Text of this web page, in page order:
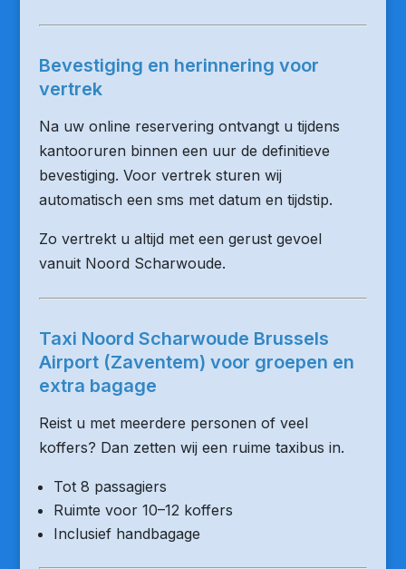
Bevestiging en herinnering voor
vertrek
Na uw online reservering ontvangt u tijdens
kantooruren binnen een uur de definitieve
bevestiging. Voor vertrek sturen wij
automatisch een sms met datum en tijdstip.
Zo vertrekt u altijd met een gerust gevoel
vanuit Noord Scharwoude.
Taxi Noord Scharwoude Brussels
Airport (Zaventem) voor groepen en
extra bagage
Reist u met meerdere personen of veel
koffers? Dan zetten wij een ruime taxibus in.
Tot 8 passagiers
Ruimte voor 10–12 koffers
Inclusief handbagage